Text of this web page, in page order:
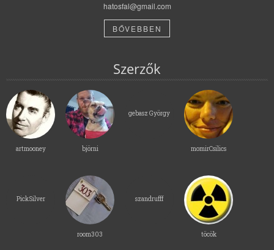
hatosfal@gmail.com
BŐVEBBEN
Szerzők
artmooney björni
gebasz György
momirCsilics
PickSilver
room303
szandrufff
töcök